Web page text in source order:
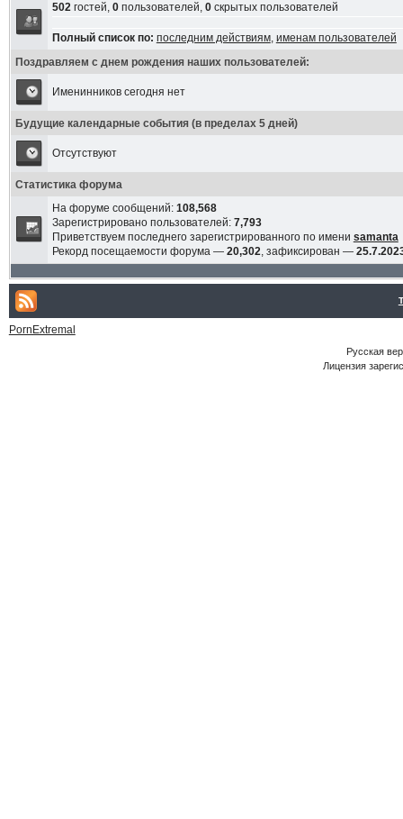
502гостей, 0пользователей, 0скрытых пользователей
Полный список по: последним действиям, именам пользователей
Поздравляем с днем рождения наших пользователей:
Именинников сегодня нет
Будущие календарные события (в пределах 5 дней)
Отсутствуют
Статистика форума
На форуме сообщений: 108,568
Зарегистрировано пользователей: 7,793
Приветствуем последнего зарегистрированного по имени samanta
Рекорд посещаемости форума — 20,302, зафиксирован —
PornExtremal
Русская
Лицензия